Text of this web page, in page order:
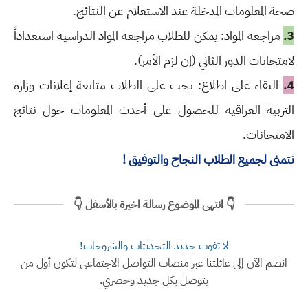
صحة المعلومات المدخلة عند الاستعلام عن النتائج.
3. مراجعة المواد: يمكن للطلاب مراجعة المواد الدراسية استعداداً
لامتحانات الدور الثاني (إن لزم الأمر).
4. البقاء على اطلاع: يجب على الطلاب متابعة إعلانات وزارة
التربية العراقية للحصول على أحدث المعلومات حول نتائج
الامتحانات.
نتمنى لجميع الطلاب النجاح والتوفيق !
👇 انتهى الموضوع رسالة اخيرة بالأسفل 👇
لا تفوت جديد التحديثات والشروحات!
انضم الآن إلى عائلتنا عبر منصات التواصل الاجتماعي لتكون أول من
يتوصل بكل جديد وحصري.